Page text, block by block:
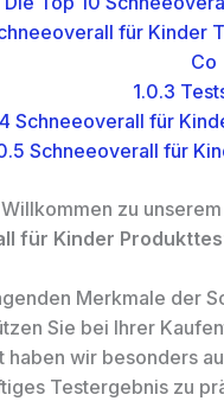
für Kinder
Co
1.0.3
Schneeoverall für
Schneeoverall für
Willkommen zu unserem
für Kinder
Merkmale der
Sie bei Ihrer
wir besonders
Testergebnis zu